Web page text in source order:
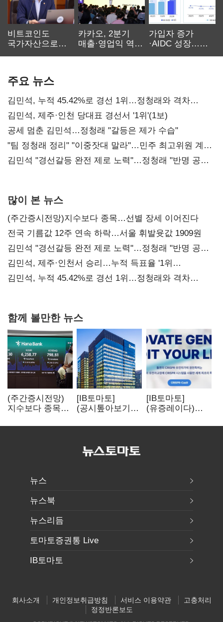
비트코인도
국가자산으로…'
카카오, 2분기
매출·영업익 역대
가입자 증가
·AIDC 성장…
주요 뉴스
김민석, 누적 45.42%로 경선 1위…정청래와 격차
0.86%p(2보)
김민석, 제주·인천 당대표 경선서 '1위'(1보)
공세 멈춘 김민석…정청래 "갈등은 제가 수습"
"팀 정청래 정리" "이중잣대 말라"…민주 최고위원 계파
다툼 격화
김민석 "경선갈등 완전 제로 노력"…정청래 "반명 공세
많이 본 뉴스
(주간증시전망)지수보다 종목…선별 장세 이어진다
전국 기름값 12주 연속 하락…서울 휘발윳값 1909원
김민석 "경선갈등 완전 제로 노력"…정청래 "반명 공세
사과부터"
김민석, 제주·인천서 승리…누적 득표율 '1위
탈환'(종합)
김민석, 누적 45.42%로 경선 1위…정청래와 격차
함께 볼만한 뉴스
(주간증시전망)
지수보다 종목…
이어진다
[IB토마토]
(공시톺아보기)
바로 매출로
[IB토마토]
(유증레이다)
3분의 1 토막…
뉴스
뉴스북
뉴스리듬
토마토증권통 Live
IB토마토
회사소개 개인정보취급방침 서비스 이용약관
고충처리
정정반론보도